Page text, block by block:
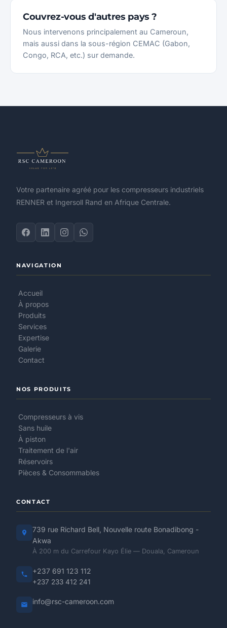
Couvrez-vous d'autres pays ?
Nous intervenons principalement au Cameroun,
mais aussi dans la sous-région CEMAC (Gabon,
Congo, RCA, etc.) sur demande.
Votre partenaire agréé pour les compresseurs industriels
RENNER et Ingersoll Rand en Afrique Centrale.
NAVIGATION
Accueil
À propos
Produits
Services
Expertise
Galerie
Contact
NOS PRODUITS
Compresseurs à vis
Sans huile
À piston
Traitement de l'air
Réservoirs
Pièces & Consommables
CONTACT
739 rue Richard Bell, Nouvelle route Bonadibong -
Akwa
À 200 m du Carrefour Kayo Élie — Douala, Cameroun
+237 691 123 112
+237 233 412 241
info@rsc-cameroon.com